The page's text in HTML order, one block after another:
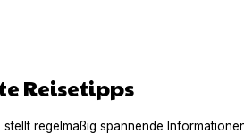
Reisetipps
stellt regelmäßig spannende